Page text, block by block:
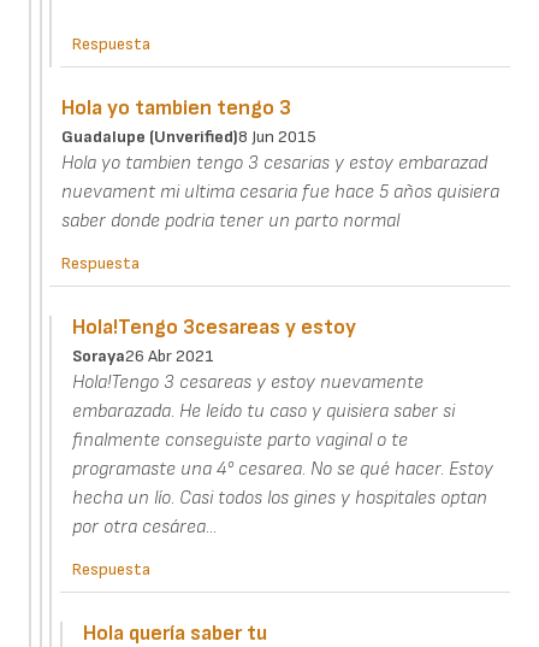
Respuesta
Hola yo tambien tengo 3
Guadalupe (unverified)8 Jun 2015
Hola yo tambien tengo 3 cesarias y estoy embarazad
nuevament mi ultima cesaria fue hace 5 años quisiera
saber donde podria tener un parto normal
Respuesta
Hola!Tengo 3cesareas y estoy
Soraya26 Abr 2021
Hola!Tengo 3 cesareas y estoy nuevamente
embarazada. He leído tu caso y quisiera saber si
finalmente conseguiste parto vaginal o te
programaste una 4° cesarea. No se qué hacer. Estoy
hecha un lío. Casi todos los gines y hospitales optan
por otra cesárea...
Respuesta
Hola quería saber tu